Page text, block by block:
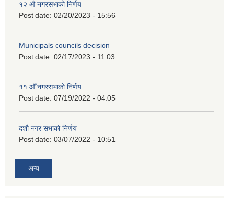
१२ औ नगरसभाको निर्णय
Post date: 02/20/2023 - 15:56
Municipals councils decision
Post date: 02/17/2023 - 11:03
११ ‌औँ नगरसभाको निर्णय
Post date: 07/19/2022 - 04:05
दशौ नगर सभाको निर्णय
Post date: 03/07/2022 - 10:51
अन्य